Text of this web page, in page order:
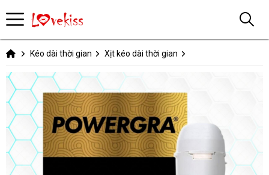
Kéo dài thời gian Xịt kéo dài thời gian